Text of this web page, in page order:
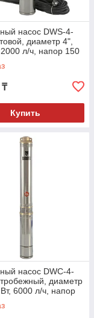
насос DWS-4-
диаметр 4",
л/ч, напор 150
₸
Купить
насос DWC-4-
диаметр
6000 л/ч, напор